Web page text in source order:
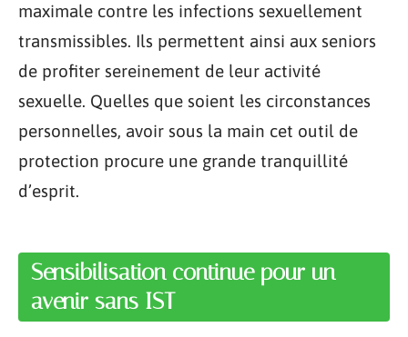
maximale contre les infections sexuellement
transmissibles. Ils permettent ainsi aux seniors
de profiter sereinement de leur activité
sexuelle. Quelles que soient les circonstances
personnelles, avoir sous la main cet outil de
protection procure une grande tranquillité
d’esprit.
Sensibilisation continue pour un
avenir sans IST